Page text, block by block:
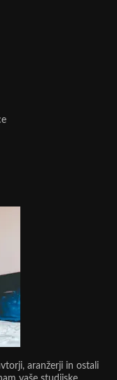
aranžerji in ostali